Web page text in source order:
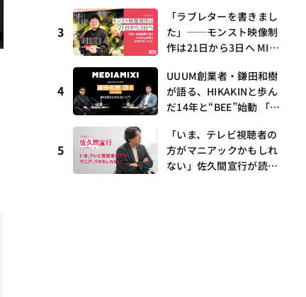
も集結
I with interfm #5
3
「ラブレターを書きまし
た」──モンスト映像制
作は21日から3日へ MIX
ay提携とAI時代の“つく
る”
4
UUUM創業者・鎌田和樹
が語る、HIKAKINと歩ん
だ14年と“BEE”始動 「O
——MEDIAMIXI with inte
rfm #3
5
「いま、テレビ視聴者の
方がマニアックかもしれ
ない」佐久間宣行が読み